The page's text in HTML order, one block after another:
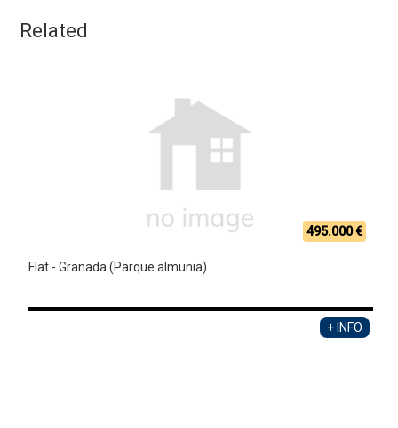
Related
495.000 €
Flat - Granada (Parque almunia)
+ INFO